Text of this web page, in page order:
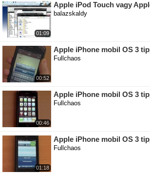
01:09
Apple iPod Touch vagy
balazskaldy
00:52
Apple iPhone mobil OS 3
Fullchaos
00:46
Apple iPhone mobil OS 3
Fullchaos
01:18
Apple iPhone mobil OS 3
Fullchaos